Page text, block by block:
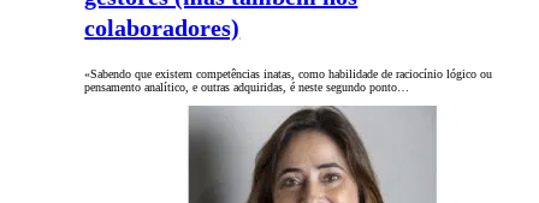
colaboradores)
«Sabendo que existem competências inatas, como habilidade de raciocínio lógico ou
pensamento analítico, e outras adquiridas, é neste segundo ponto…